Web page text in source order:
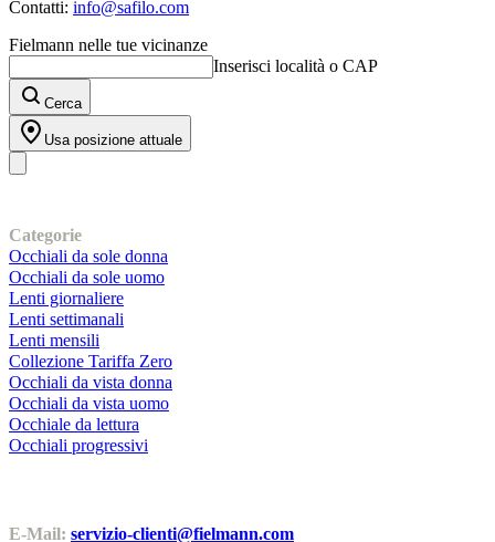
Contatti: info@safilo.com
Fielmann nelle tue vicinanze
Inserisci località o CAP
Cerca
Usa posizione attuale
Categorie
Occhiali da sole donna
Occhiali da sole uomo
Lenti giornaliere
Lenti settimanali
Lenti mensili
Collezione Tariffa Zero
Occhiali da vista donna
Occhiali da vista uomo
Occhiale da lettura
Occhiali progressivi
E-Mail: servizio-clienti@fielmann.com